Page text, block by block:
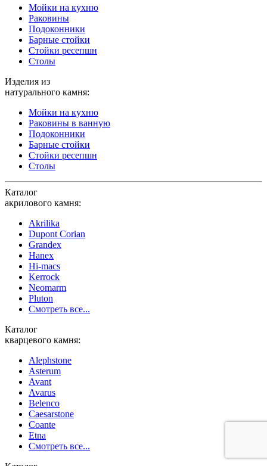
Мойки на кухню
Раковины
Подоконники
Барные стойки
Стойки ресепшн
Столы
Изделия из
натурального камня:
Мойки на кухню
Раковины в ванную
Подоконники
Барные стойки
Стойки ресепшн
Столы
Каталог
акрилового камня:
Akrilika
Dupont Corian
Grandex
Hanex
Hi-macs
Kerrock
Neomarm
Pluton
Смотреть все...
Каталог
кварцевого камня:
Alephstone
Asterum
Avant
Avarus
Belenco
Caesarstone
Coante
Etna
Смотреть все...